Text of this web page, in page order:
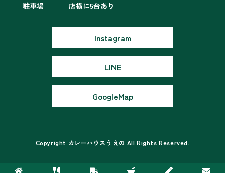
駐車場
店横に5台あり
Instagram
LINE
GoogleMap
Copyright カレーハウスうえの All Rights Reserved.